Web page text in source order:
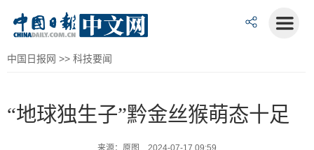
中国日报网 >> 科技要闻
“地球独生子”黔金丝猴萌态十足
来源：原图 2024-07-17 09:59